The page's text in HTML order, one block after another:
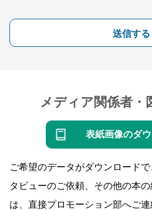
送信する
メディア関係者・
表紙画像のダ
ご希望のデータがダウンロード
タビューのご依頼、その他の本
は、直接プロモーション部へご連